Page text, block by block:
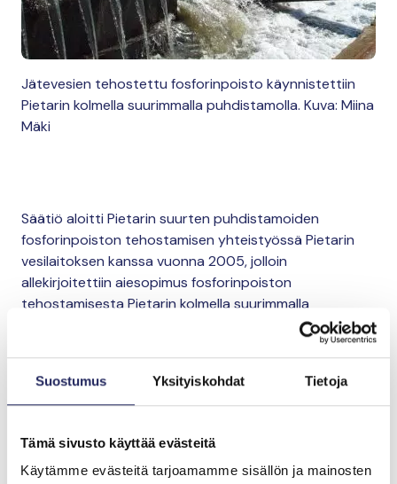
Suostumus Yksityiskohdat Tietoja
Tämä sivusto käyttää evästeitä
Käytämme evästeitä tarjoamamme sisällön ja mainosten
Jätevesien tehostettu fosforinpoisto käynnistettiin
Pietarin kolmella suurimmalla puhdistamolla. Kuva: Miina
Mäki
Säätiö aloitti Pietarin suurten puhdistamoiden
fosforinpoiston tehostamisen yhteistyössä Pietarin
vesilaitoksen kanssa vuonna 2005, jolloin
allekirjoitettiin aiesopimus fosforinpoiston
tehostamisesta Pietarin kolmella suurimmalla
puhdistamolla – Keskisellä, Lounaisella ja Pohjoisella
venäläisen suunnittelutyön koordinointi, hankintojen
johtaminen sekä laitteiden hankinta ja toimitus
paikallissuunnittelusta, luvituksesta, rakennustöistä ja
laitteiden asennuksista.